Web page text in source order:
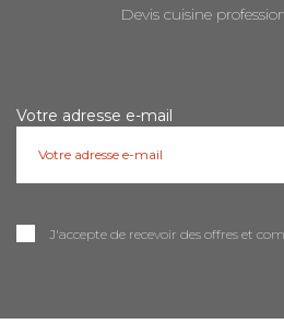
Devis cuisine
Votre adresse e-mail
J'accepte de recevoir des offres et